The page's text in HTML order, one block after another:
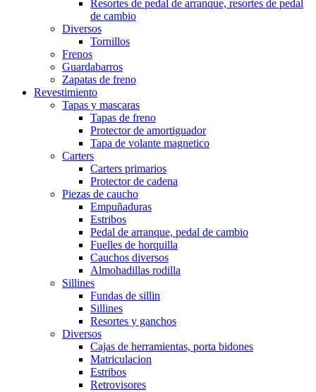
Resortes de pedal de arranque, resortes de pedal
de cambio
Diversos
Tornillos
Frenos
Guardabarros
Zapatas de freno
Revestimiento
Tapas y mascaras
Tapas de freno
Protector de amortiguador
Tapa de volante magnetico
Carters
Carters primarios
Protector de cadena
Piezas de caucho
Empuñaduras
Estribos
Pedal de arranque, pedal de cambio
Fuelles de horquilla
Cauchos diversos
Almohadillas rodilla
Sillines
Fundas de sillin
Sillines
Resortes y ganchos
Diversos
Cajas de herramientas, porta bidones
Matriculacion
Estribos
Retrovisores